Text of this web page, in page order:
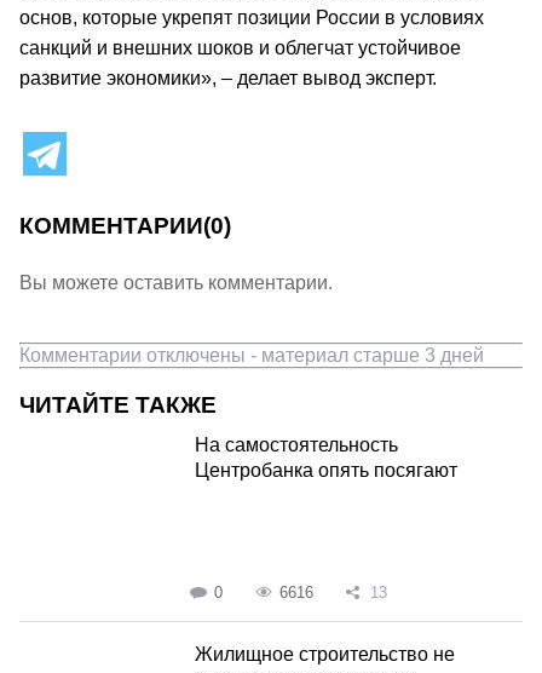
основ, которые укрепят позиции России в условиях
санкций и внешних шоков и облегчат устойчивое
развитие экономики», – делает вывод эксперт.
КОММЕНТАРИИ(0)
Вы можете оставить комментарии.
Комментарии отключены - материал старше 3 дней
ЧИТАЙТЕ ТАКЖЕ
На самостоятельность
Центробанка опять посягают
0 6616 13
Жилищное строительство не